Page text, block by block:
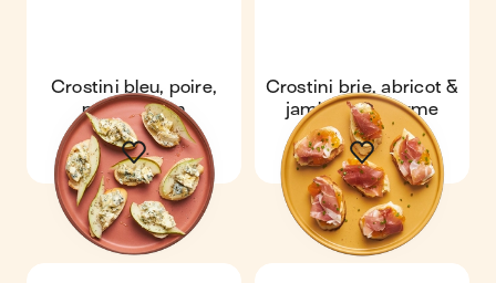
Crostini bleu, poire,
miel & thym
Crostini brie, abricot &
jambon de parme